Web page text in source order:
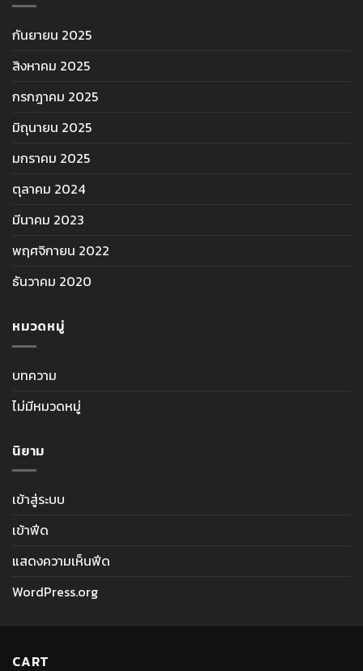
กันยายน 2025
สิงหาคม 2025
กรกฎาคม 2025
มิถุนายน 2025
มกราคม 2025
ตุลาคม 2024
มีนาคม 2023
พฤศจิกายน 2022
ธันวาคม 2020
หมวดหมู่
บทความ
ไม่มีหมวดหมู่
นิยาม
เข้าสู่ระบบ
เข้าฟีด
แสดงความเห็นฟีด
WordPress.org
CART